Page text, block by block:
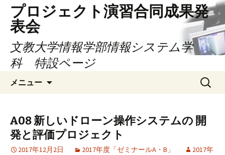
プロジェクト演習合同成果発
表会
文教大学情報学部情報システム学
科 特設ページ
メニュー
検
索:
A08 新しいドローン操作システムの 開
発と評価プロジェクト
2017年12月2日 2017年度「ゼミナールA・B」
2017年